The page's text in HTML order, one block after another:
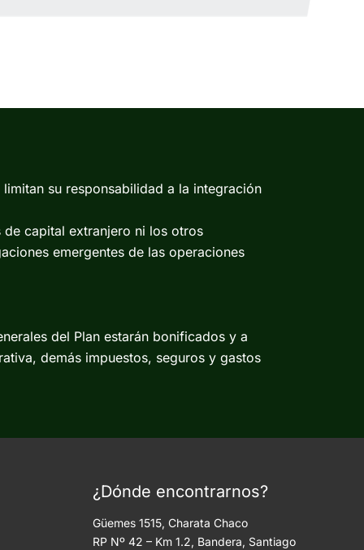
su responsabilidad a la integración
capital extranjero ni los otros
emergentes de las operaciones
del Plan estarán bonificados y a
demás impuestos, seguros y gastos
¿Dónde encontrarnos?
Güemes 1515, Charata Chaco
RP Nº 42 – Km 1.2, Bandera, Santiago